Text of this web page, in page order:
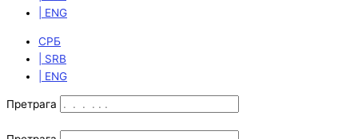
| ENG
СРБ
| SRB
| ENG
Претрага